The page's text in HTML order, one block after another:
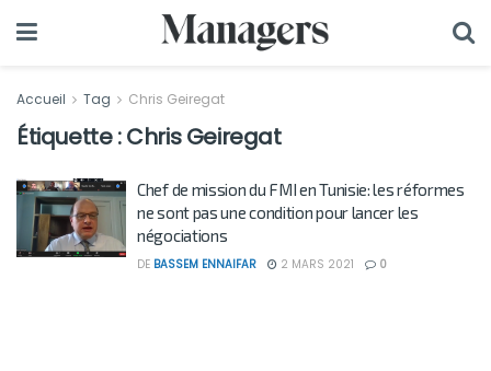
Accueil Tag Chris Geiregat
Étiquette :Chris Geiregat
Chef de mission du FMI en Tunisie: les réformes
ne sont pas une condition pour lancer les
négociations
DE BASSEM ENNAIFAR 2 MARS 2021 0